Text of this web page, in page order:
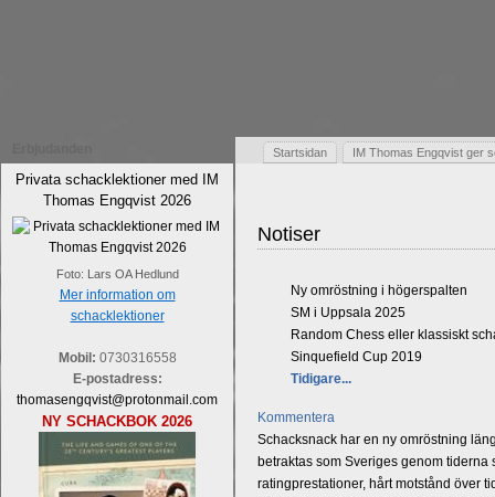
Privata schacklektioner med IM
Thomas Engqvist 2026
Foto: Lars OA Hedlund
Mer information om
schacklektioner
Mobil: 0730316558
E-postadress:
thomasengqvist@protonmail.com
NY SCHACKBOK 2026
Startsidan IM Thomas Engqvist ger
Notiser
Ny omröstning i högerspalten
SM i Uppsala 2025
Random Chess eller klassiskt
Sinquefield Cup 2019
Tidigare...
Kommentera
Schacksnack har en ny omröstning
betraktas som Sveriges genom
ratingprestationer, hårt motstånd över